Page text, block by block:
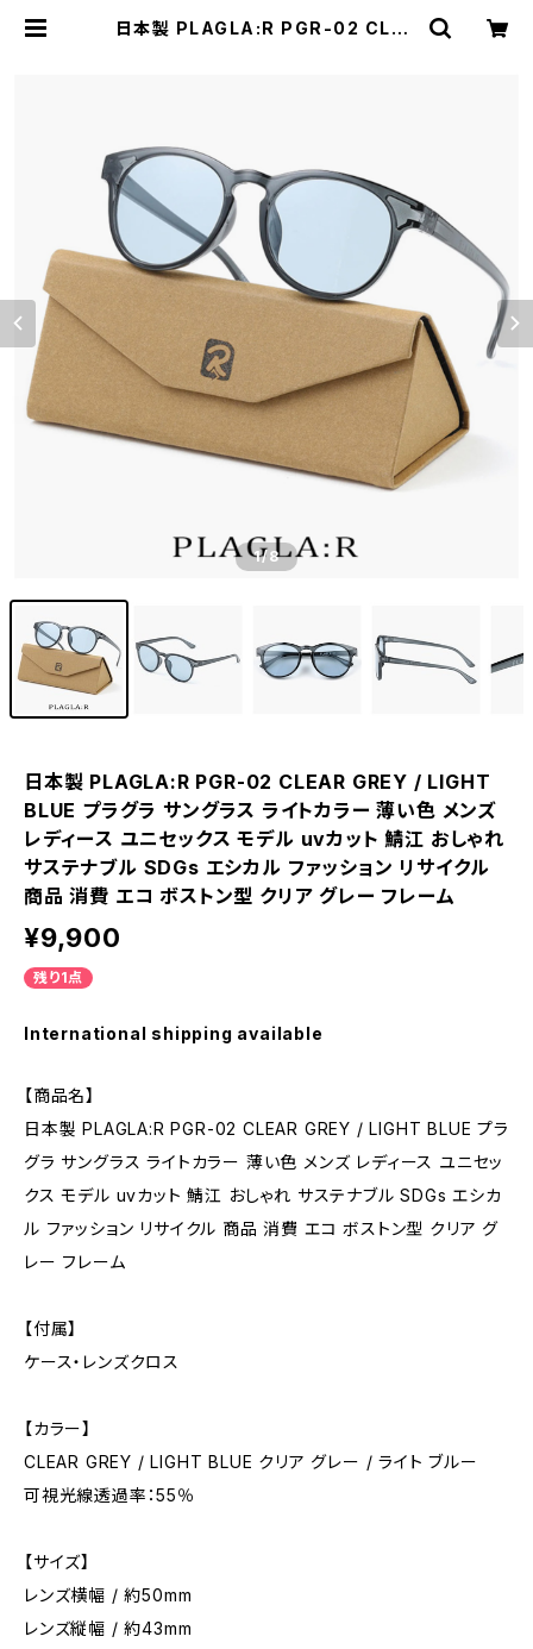
日本製 PLAGLA:R PGR-02 CLEA
クル 商品 消費 エコ ボストン型 クリ
ア グレー フレーム | 【サングラスドッ
グ】メガネ・サングラス・帽子 の 通販
1/8
日本製 PLAGLA:R PGR-02 CLEAR GREY / LIGHT
BLUE プラグラ サングラス ライトカラー 薄い色 メンズ
レディース ユニセックス モデル uvカット 鯖江 おしゃれ
サステナブル SDGs エシカル ファッション リサイクル
商品 消費 エコ ボストン型 クリア グレー フレーム
¥9,900
残り1点
International shipping available
【商品名】
日本製 PLAGLA:R PGR-02 CLEAR GREY / LIGHT BLUE プラ
グラ サングラス ライトカラー 薄い色 メンズ レディース ユニセッ
クス モデル uvカット 鯖江 おしゃれ サステナブル SDGs エシカ
ル ファッション リサイクル 商品 消費 エコ ボストン型 クリア グ
レー フレーム
【付属】
ケース・レンズクロス
【カラー】
CLEAR GREY / LIGHT BLUE クリア グレー / ライト ブルー
可視光線透過率：55％
【サイズ】
レンズ横幅 / 約50mm
レンズ縦幅 / 約43mm